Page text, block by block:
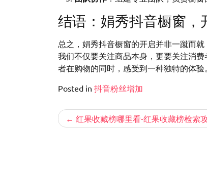
结语：娟秀抖音橱窗，
总之，娟秀抖音橱窗的开启并非一蹴而
我们不仅要关注商品本身，更要关注消
者在购物的同时，感受到一种独特的体
Posted in 抖音粉丝增加
文 红果收藏榜哪里看-红果收藏榜检索